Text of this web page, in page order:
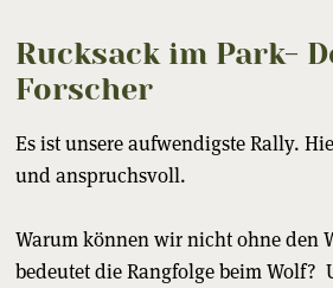
Rucksack im Park-
Forscher
Es ist unsere aufwendigste Rally.
und anspruchsvoll.
Warum können wir nicht ohne den
bedeutet die Rangfolge beim Wolf?